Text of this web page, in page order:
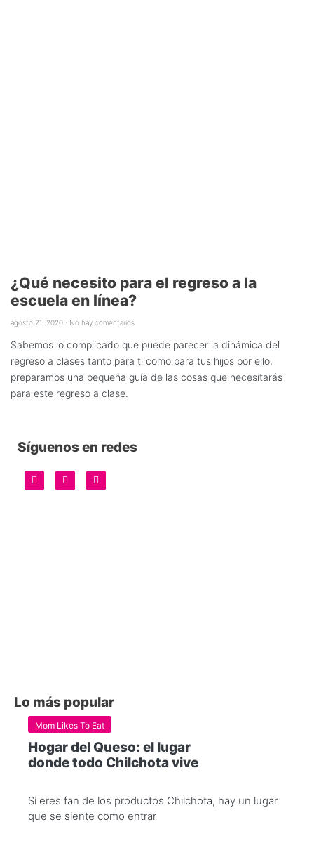
¿Qué necesito para el regreso a la
escuela en línea?
agosto 21, 2020 No hay comentarios
Sabemos lo complicado que puede parecer la dinámica del
regreso a clases tanto para ti como para tus hijos por ello,
preparamos una pequeña guía de las cosas que necesitarás
para este regreso a clase.
Síguenos en redes
Lo más popular
Mom Likes To Eat
Hogar del Queso: el lugar
donde todo Chilchota vive
Si eres fan de los productos Chilchota, hay un lugar
que se siente como entrar